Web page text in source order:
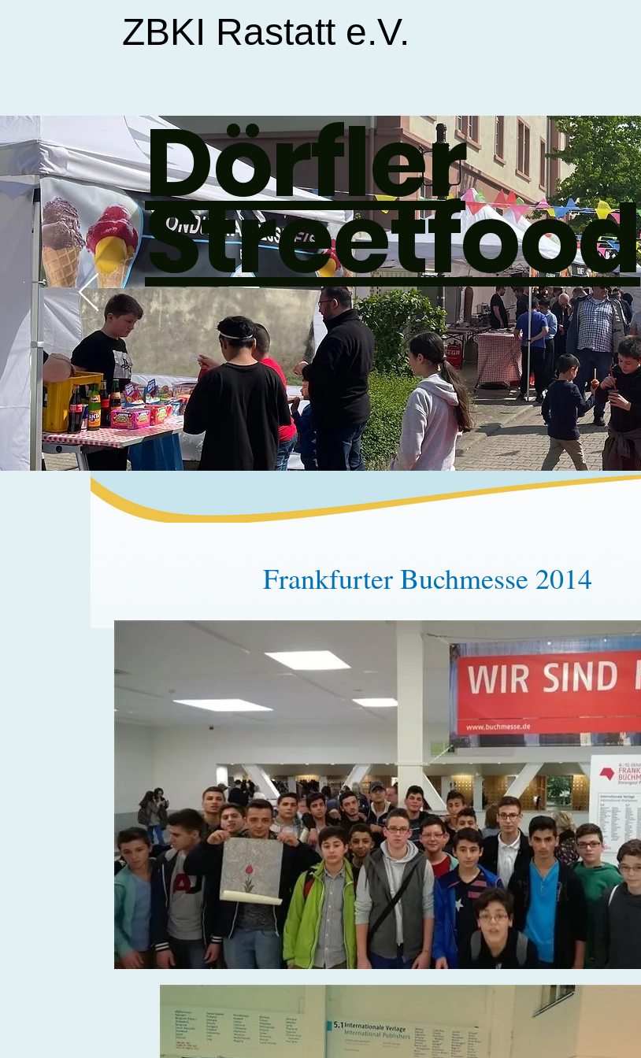
ZBKI Rastatt e.V.
Dörfler
Streetfood
Frankfurter Buchmesse 2014